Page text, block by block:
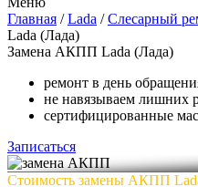
Главная /Lada /Слесарный
Lada (Лада)
Замена АКПП Lada (Лада)
ремонт в день
не навязываем лишних
сертифицированные
Записаться
Стоимость замены АКПП